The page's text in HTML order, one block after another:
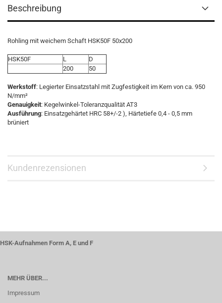
Beschreibung
Rohling mit weichem Schaft HSK50F 50x200
HSK50F L
D
200
50
Werkstoff: Legierter Einsatzstahl mit Zugfestigkeit im Kern von ca. 950
N/mm²
Genauigkeit: Kegelwinkel-Toleranzqualität AT3
Ausführung: Einsatzgehärtet HRC 58+/-2 ), Härtetiefe 0,4 - 0,5 mm
brüniert
Kundenrezensionen
HSK-Aufnahmen Form A, E und F
MEHR ÜBER...
Impressum